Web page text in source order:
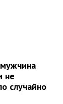
не
случайно